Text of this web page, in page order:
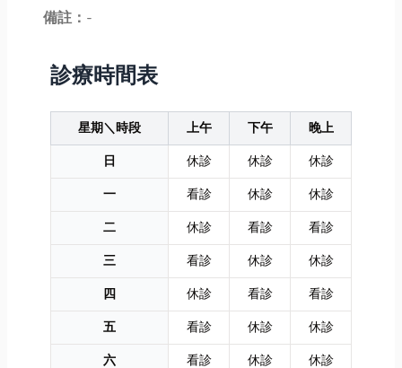
備註： -
診療時間表
星期＼時段 上午 下午
晚上
日
休診 休診
休診
一
看診 休診
休診
二
休診 看診
看診
三
看診 休診
休診
四
休診 看診
看診
五
看診 休診
休診
六
看診 休診 休診